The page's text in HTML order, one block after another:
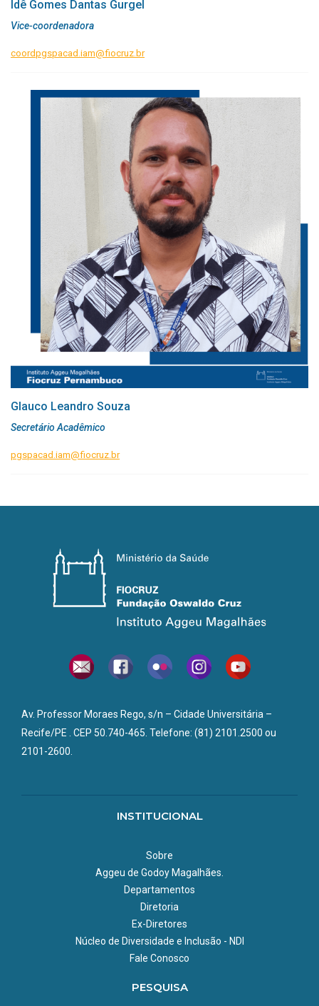
Idê Gomes Dantas Gurgel
Vice-coordenadora
coordpgspacad.iam@fiocruz.br
Glauco Leandro Souza
Secretário Acadêmico
pgspacad.iam@fiocruz.br
Av. Professor Moraes Rego, s/n – Cidade Universitária –
Recife/PE . CEP 50.740-465. Telefone: (81) 2101.2500 ou
2101-2600.
INSTITUCIONAL
Sobre
Aggeu de Godoy Magalhães.
Departamentos
Diretoria
Ex-Diretores
Núcleo de Diversidade e Inclusão - NDI
Fale Conosco
PESQUISA